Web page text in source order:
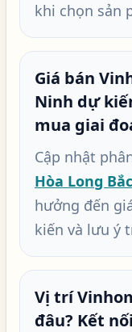
khi chọn sản
Giá bán
Ninh dự
mua giai
Cập nhật
Hòa Long
hưởng đến
kiến và lưu ý
Vị trí
đâu? Kết